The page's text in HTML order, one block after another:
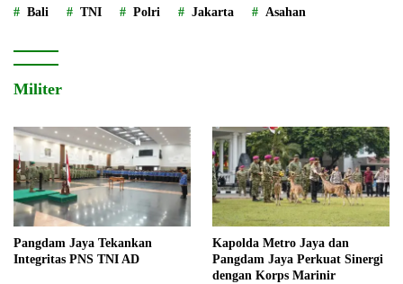
Bali TNI Polri Jakarta Asahan
Militer
Pangdam Jaya Tekankan
Integritas PNS TNI AD
Kapolda Metro Jaya dan
Pangdam Jaya Perkuat Sinergi
dengan Korps Marinir